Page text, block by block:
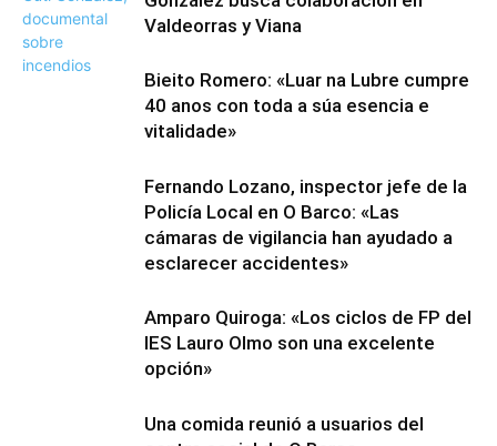
Valdeorras y Viana
Bieito Romero: «Luar na Lubre cumpre
40 anos con toda a súa esencia e
vitalidade»
Fernando Lozano, inspector jefe de la
Policía Local en O Barco: «Las
cámaras de vigilancia han ayudado a
esclarecer accidentes»
Amparo Quiroga: «Los ciclos de FP del
IES Lauro Olmo son una excelente
opción»
Una comida reunió a usuarios del